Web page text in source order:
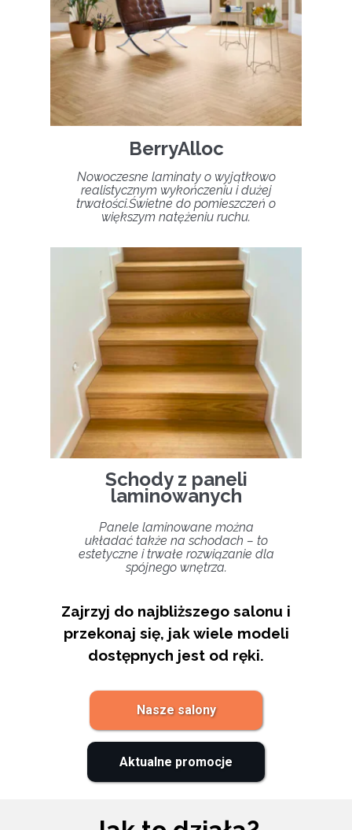
Nasze salony
Aktualne promocje
Zajrzyj do najbliższego salonu i
przekonaj się, jak wiele modeli
dostępnych jest od ręki.
BerryAlloc
Schody z paneli
laminowanych
Nowoczesne laminaty o wyjątkowo
realistycznym wykończeniu i dużej
trwałości.Świetne do pomieszczeń o
większym natężeniu ruchu.
Panele laminowane można
układać także na schodach – to
estetyczne i trwałe rozwiązanie dla
spójnego wnętrza.